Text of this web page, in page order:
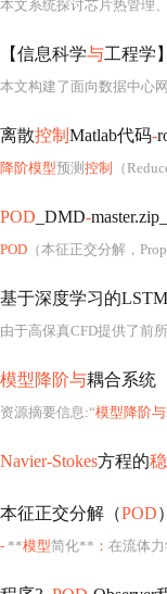
【信息科学与工程学
离散控制 Matlab代码-
降阶模型预测 控制 （
POD _DMD-
POD （本征正交分解，
基于深度学习的
由于高保真CFD提供了前
模型降阶与耦合系统
资源摘要信息:“模型降阶与
Navier-Stokes方程的
本征正交分解（POD
- **模型简化** ： 在流体力